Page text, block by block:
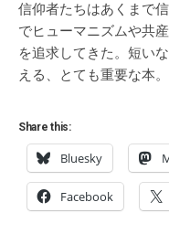
信仰者たちはあくまで
でヒューマニズムや共
を追求してきた。短い
える、とても重要な本。
Share this:
Bluesky
Facebook